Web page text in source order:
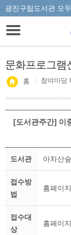
광진구립도서관 모
문화프로그램
홈 참여마당
[도서관주간] 이
도서관 아차산
접수방
법
홈페이
접수대
상
홈페이